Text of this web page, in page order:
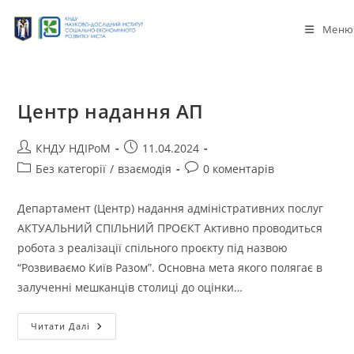
Меню
Центр надання АП
КНДУ НДІРоМ
11.04.2024
Без категорії / взаємодія 0 коментарів
Департамент (Центр) надання адміністративних послуг
АКТУАЛЬНИЙ СПІЛЬНИЙ ПРОЄКТ Активно проводиться
робота з реалізації спільного проєкту під назвою
“Розвиваємо Київ Разом”. Основна мета якого полягає в
залученні мешканців столиці до оцінки…
Читати Далі